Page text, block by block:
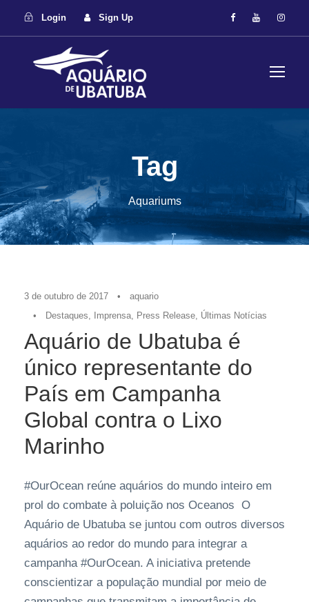
Login Sign Up
Tag
Aquariums
3 de outubro de 2017 •
aquario
•
Destaques, Imprensa, Press Release, Últimas Notícias
Aquário de Ubatuba é
único representante do
País em Campanha
Global contra o Lixo
Marinho
#OurOcean reúne aquários do mundo inteiro em
prol do combate à poluição nos Oceanos O
Aquário de Ubatuba se juntou com outros diversos
aquários ao redor do mundo para integrar a
campanha #OurOcean. A iniciativa pretende
conscientizar a população mundial por meio de